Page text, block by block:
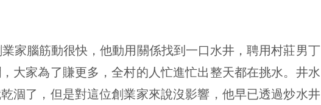
腦筋動很快，他動用關係找到一口水井，聘用村莊男丁
大家為了賺更多，全村的人忙進忙出整天都在挑水。井水
涸了，但是對這位創業家來說沒影響，他早已透過炒水井